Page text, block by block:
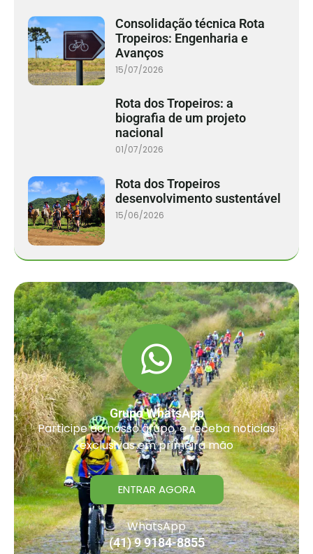
Consolidação técnica Rota
Tropeiros: Engenharia e
Avanços
15/07/2026
Rota dos Tropeiros: a
biografia de um projeto
nacional
01/07/2026
Rota dos Tropeiros
desenvolvimento sustentável
15/06/2026
Grupo WhatsApp
Participe do nosso grupo, e receba noticias
exclusivas em primeira mão
ENTRAR AGORA
WhatsApp
(41) 9 9184-8855